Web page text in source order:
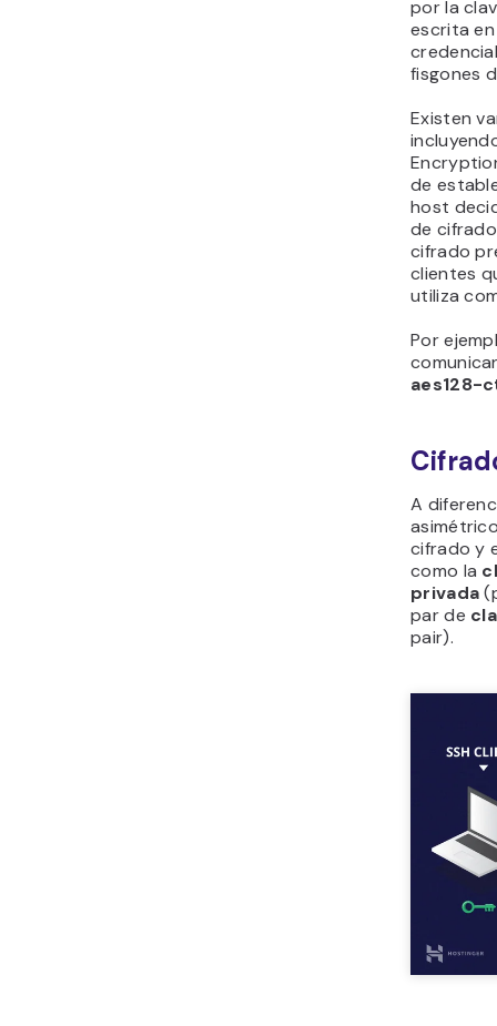
por la
escrita
fisgones
Existen
de
host
de
cifrado
clientes
utiliza
Por
aes128-
A
cifrado y
como la
privada
par de
pair).